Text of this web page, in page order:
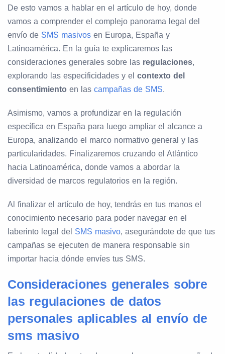
De esto vamos a hablar en el artículo de hoy, donde
vamos a comprender el complejo panorama legal del
envío de SMS masivos en Europa, España y
Latinoamérica. En la guía te explicaremos las
consideraciones generales sobre las regulaciones,
explorando las especificidades y el contexto del
consentimiento en las campañas de SMS.
Asimismo, vamos a profundizar en la regulación
específica en España para luego ampliar el alcance a
Europa, analizando el marco normativo general y las
particularidades. Finalizaremos cruzando el Atlántico
hacia Latinoamérica, donde vamos a abordar la
diversidad de marcos regulatorios en la región.
Al finalizar el artículo de hoy, tendrás en tus manos el
conocimiento necesario para poder navegar en el
laberinto legal del SMS masivo, asegurándote de que tus
campañas se ejecuten de manera responsable sin
importar hacia dónde envíes tus SMS.
Consideraciones generales sobre
las regulaciones de datos
personales aplicables al envío de
sms masivo